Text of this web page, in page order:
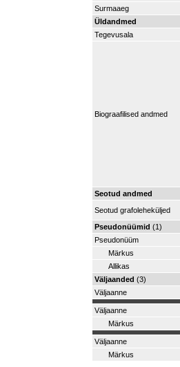
Surmaaeg
Üldandmed
Tegevusala
Biograafilised andmed
Seotud andmed
Seotud grafoleheküljed
Pseudonüümid (1)
Pseudonüüm
Märkus
Allikas
Väljaanded (3)
Väljaanne
Väljaanne
Märkus
Väljaanne
Märkus